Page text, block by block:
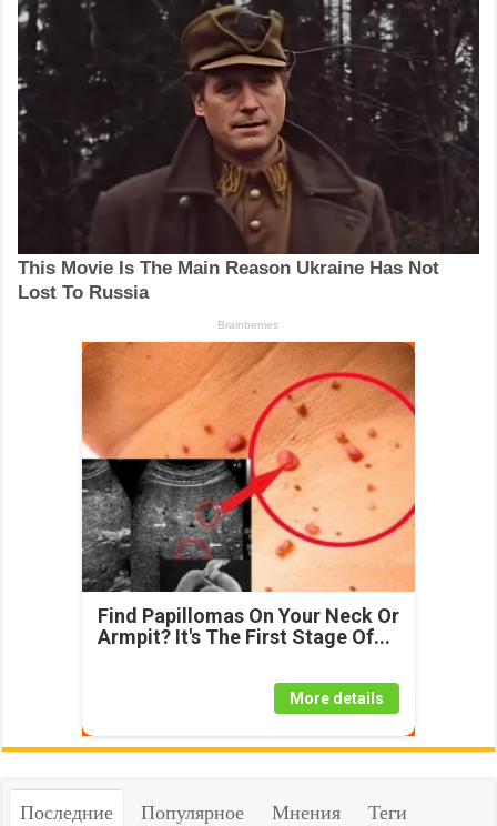
Find Papillomas On Your Neck Or
Armpit? It's The First Stage Of...
More details
Последние Популярное Мнения Теги